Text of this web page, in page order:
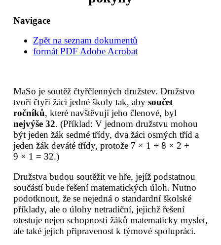
Navigace
Zpět na seznam dokumentů
formát PDF Adobe Acrobat
MaSo je soutěž čtyřčlenných družstev. Družstvo
tvoří čtyři žáci jedné školy tak, aby součet
ročníků, které navštěvují jeho členové, byl
nejvýše 32. (Příklad: V jednom družstvu mohou
být jeden žák sedmé třídy, dva žáci osmých tříd a
jeden žák deváté třídy, protože 7 × 1 + 8 × 2 +
9 × 1 = 32.)
Družstva budou soutěžit ve hře, jejíž podstatnou
součástí bude řešení matematických úloh. Nutno
podotknout, že se nejedná o standardní školské
příklady, ale o úlohy netradiční, jejichž řešení
otestuje nejen schopnosti žáků matematicky myslet,
ale také jejich připravenost k týmové spolupráci.